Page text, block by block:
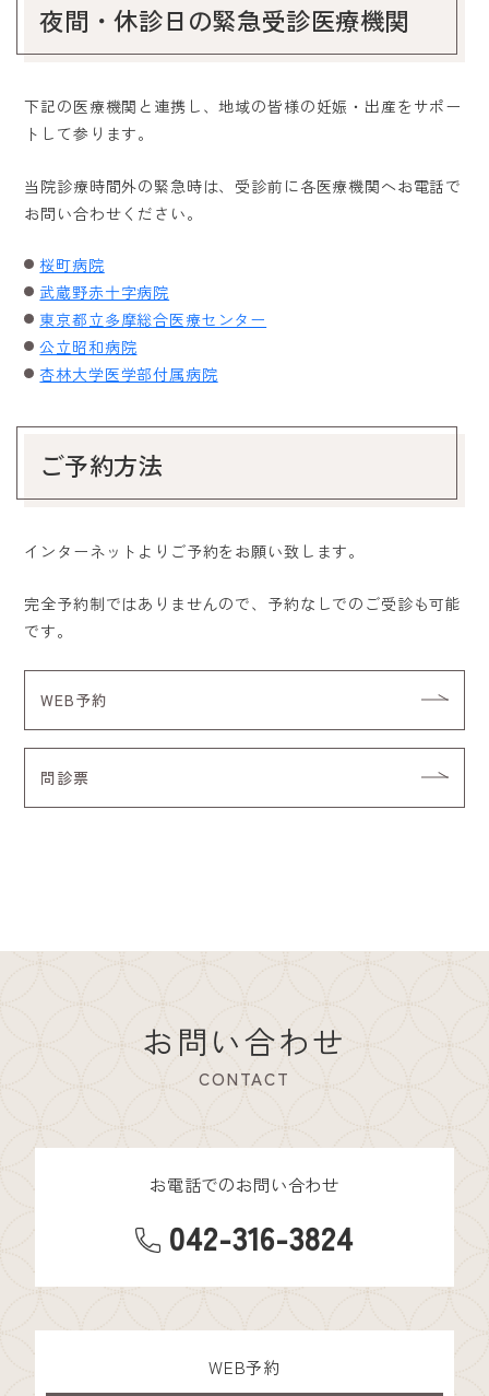
夜間・休診日の緊急受診医療機関
下記の医療機関と連携し、地域の皆様の妊娠・出産をサポー
トして参ります。
当院診療時間外の緊急時は、受診前に各医療機関へお電話で
お問い合わせください。
桜町病院
武蔵野赤十字病院
東京都立多摩総合医療センター
公立昭和病院
杏林大学医学部付属病院
ご予約方法
インターネットよりご予約をお願い致します。
完全予約制ではありませんので、予約なしでのご受診も可能
です。
WEB予約
問診票
お問い合わせ
CONTACT
お電話でのお問い合わせ
042-316-3824
WEB予約